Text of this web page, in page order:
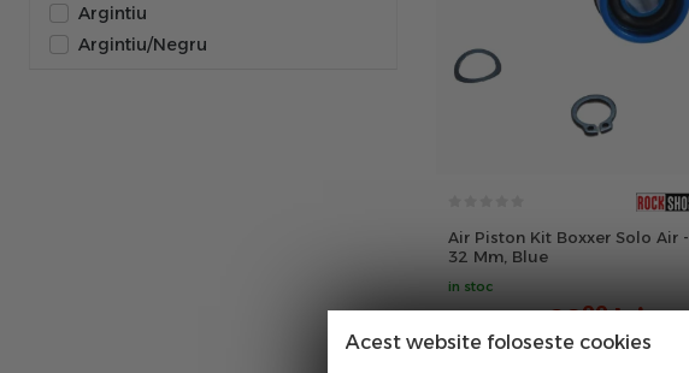
Surub
Unitate directie coroana
Argintiu
Argintiu/Negru
Air Piston Kit Boxxer Solo Air -
32 Mm, Blue
in stoc
00 2000 lei
Acest website foloseste cookies